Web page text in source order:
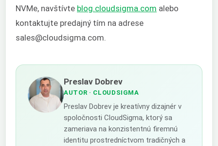
NVMe, navštívte blog.cloudsigma.com alebo
kontaktujte predajný tím na adrese
sales@cloudsigma.com.
Preslav Dobrev
AUTOR · CLOUDSIGMA
Preslav Dobrev je kreatívny dizajnér v
spoločnosti CloudSigma, ktorý sa
zameriava na konzistentnú firemnú
identitu prostredníctvom tradičných a